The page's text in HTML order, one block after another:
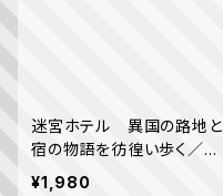
迷宮ホテル 異国の路地と
宿の物語を彷徨い歩く／関
根 虎洸
¥1,980